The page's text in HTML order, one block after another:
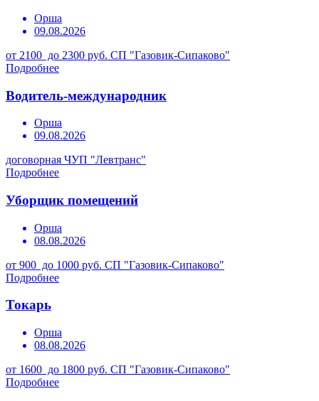
Орша
09.08.2026
от 2100 до 2300 руб. СП "Газовик-Сипаково"
Подробнее
Водитель-международник
Орша
09.08.2026
договорная ЧУП "Левтранс"
Подробнее
Уборщик помещений
Орша
08.08.2026
от 900 до 1000 руб. СП "Газовик-Сипаково"
Подробнее
Токарь
Орша
08.08.2026
от 1600 до 1800 руб. СП "Газовик-Сипаково"
Подробнее